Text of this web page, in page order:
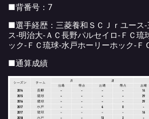
■背番号：7
■選手経歴：三菱養和ＳＣＪｒユース
ス-明治大-ＡＣ長野パルセイロ-ＦＣ琉
ック-ＦＣ琉球-水戸ホーリーホック-Ｆ
■通算成績